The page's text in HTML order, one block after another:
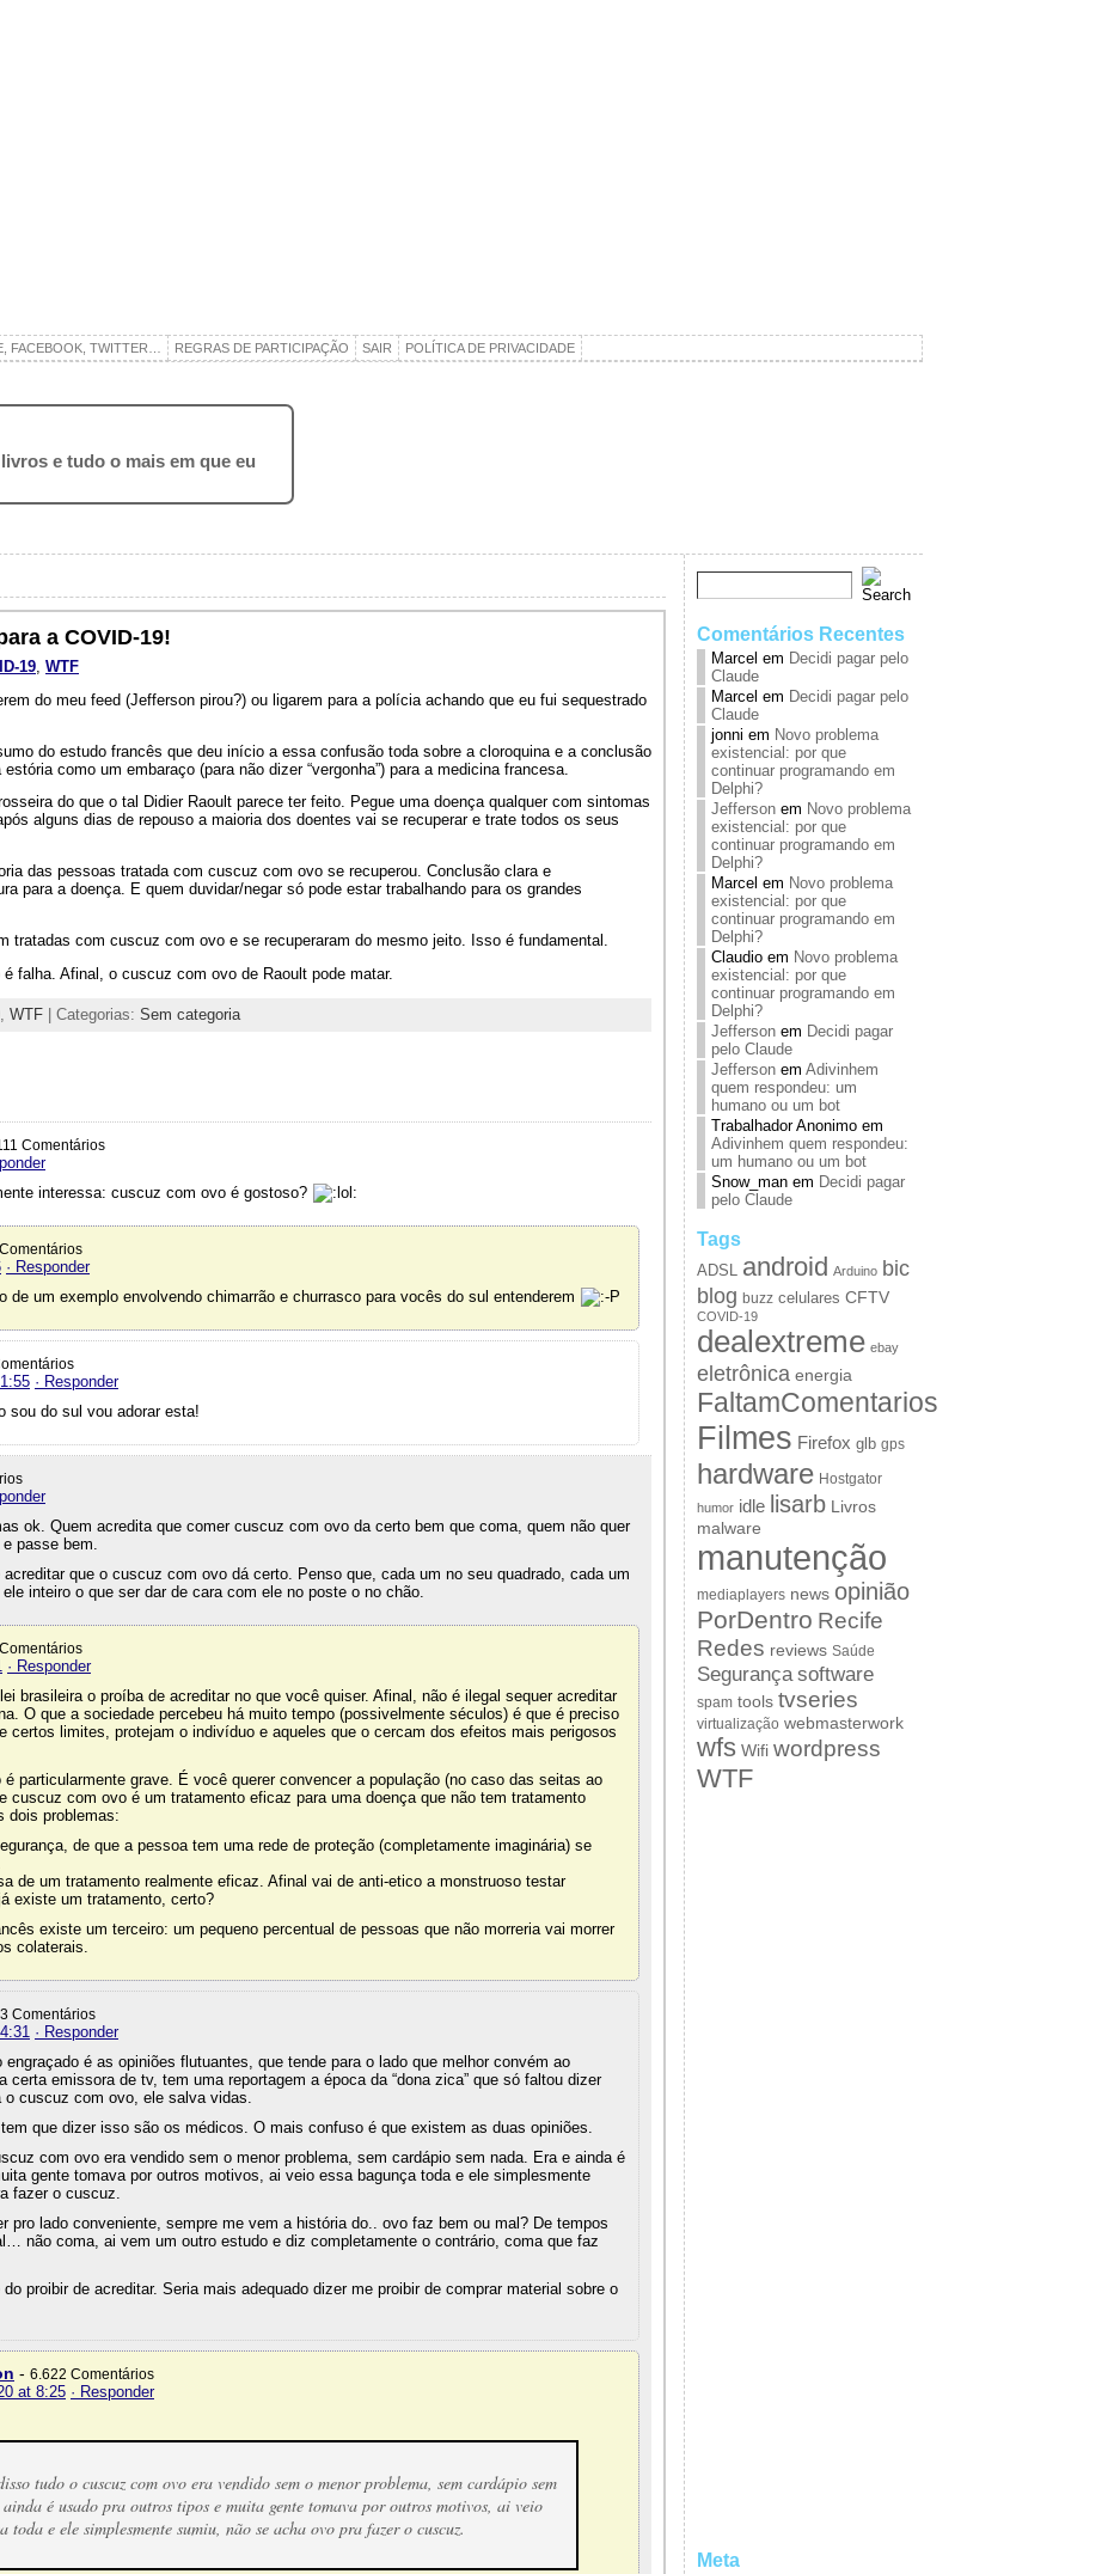
FACEBOOK, TWITTER… REGRAS DE PARTICIPAÇÃO SAIR POLÍTICA DE PRIVACIDADE
e tudo o mais em que eu
a COVID-19!
19, WTF
do meu feed (Jefferson pirou?) ou ligarem para a polícia achando que eu fui sequestrado
do estudo francês que deu início a essa confusão toda sobre a cloroquina e a conclusão
como um embaraço (para não dizer “vergonha”) para a medicina francesa.
do que o tal Didier Raoult parece ter feito. Pegue uma doença qualquer com sintomas
alguns dias de repouso a maioria dos doentes vai se recuperar e trate todos os seus
das pessoas tratada com cuscuz com ovo se recuperou. Conclusão clara e
para a doença. E quem duvidar/negar só pode estar trabalhando para os grandes
com cuscuz com ovo e se recuperaram do mesmo jeito. Isso é fundamental.
falha. Afinal, o cuscuz com ovo de Raoult pode matar.
WTF | Categorias: Sem categoria
Comentários
interessa: cuscuz com ovo é gostoso?
· Responder
de um exemplo envolvendo chimarrão e churrasco para vocês do sul entenderem
· Responder
sou do sul vou adorar esta!
ok. Quem acredita que comer cuscuz com ovo da certo bem que coma, quem não quer
passe bem.
que o cuscuz com ovo dá certo. Penso que, cada um no seu quadrado, cada um
inteiro o que ser dar de cara com ele no poste o no chão.
· Responder
brasileira o proíba de acreditar no que você quiser. Afinal, não é ilegal sequer acreditar
O que a sociedade percebeu há muito tempo (possivelmente séculos) é que é preciso
certos limites, protejam o indivíduo e aqueles que o cercam dos efeitos mais perigosos
particularmente grave. É você querer convencer a população (no caso das seitas ao
cuscuz com ovo é um tratamento eficaz para uma doença que não tem tratamento
dois problemas:
de que a pessoa tem uma rede de proteção (completamente imaginária) se
de um tratamento realmente eficaz. Afinal vai de anti-etico a monstruoso testar
existe um tratamento, certo?
existe um terceiro: um pequeno percentual de pessoas que não morreria vai morrer
colaterais.
Comentários
· Responder
engraçado é as opiniões flutuantes, que tende para o lado que melhor convém ao
certa emissora de tv, tem uma reportagem a época da “dona zica” que só faltou dizer
cuscuz com ovo, ele salva vidas.
que dizer isso são os médicos. O mais confuso é que existem as duas opiniões.
com ovo era vendido sem o menor problema, sem cardápio sem nada. Era e ainda é
gente tomava por outros motivos, ai veio essa bagunça toda e ele simplesmente
fazer o cuscuz.
pro lado conveniente, sempre me vem a história do.. ovo faz bem ou mal? De tempos
não coma, ai vem um outro estudo e diz completamente o contrário, coma que faz
proibir de acreditar. Seria mais adequado dizer me proibir de comprar material sobre o
- 6.622 Comentários
at 8:25 · Responder
tudo o cuscuz com ovo era vendido sem o menor problema, sem cardápio sem
é usado pra outros tipos e muita gente tomava por outros motivos, ai veio
toda e ele simplesmente sumiu, não se acha ovo pra fazer o cuscuz.
Comentários Recentes
Marcel em Decidi pagar pelo
Claude
Marcel em Decidi pagar pelo
Claude
jonni em Novo problema
existencial: por que
continuar programando em
Delphi?
Jefferson em Novo problema
existencial: por que
continuar programando em
Delphi?
Marcel em Novo problema
existencial: por que
continuar programando em
Delphi?
Claudio em Novo problema
existencial: por que
continuar programando em
Delphi?
Jefferson em Decidi pagar
pelo Claude
Jefferson em Adivinhem
quem respondeu: um
humano ou um bot
Trabalhador Anonimo em
Adivinhem quem respondeu:
um humano ou um bot
Snow_man em Decidi pagar
pelo Claude
Tags
ADSL android Arduino bic
blog buzz celulares CFTV
COVID-19
dealextreme ebay
eletrônica energia
FaltamComentarios
Filmes Firefox glb gps
hardware Hostgator
humor idle lisarb Livros
malware
manutenção
mediaplayers news opinião
PorDentro Recife
Redes reviews Saúde
Segurança software
spam tools tvseries
virtualização webmasterwork
wfs Wifi wordpress
WTF
Meta